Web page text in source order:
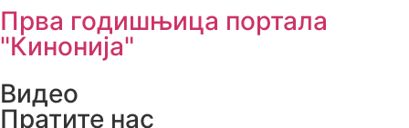
Прва годишњица портала
"Кинонија"
Видео
Пратите нас